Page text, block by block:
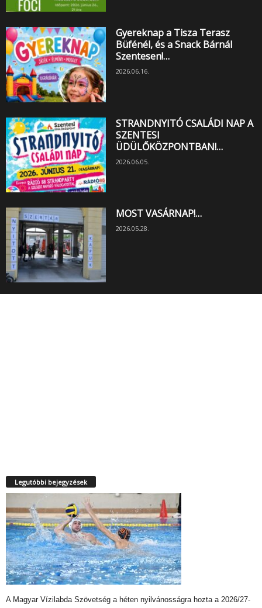
Gyereknap a Tisza Terasz
Büfénél, és a Snack Bárnál
Szentesen!…
2026.06.16.
STRANDNYITÓ CSALÁDI NAP A
SZENTESI
ÜDÜLŐKÖZPONTBAN!…
2026.06.05.
MOST VASÁRNAP!…
2026.05.28.
Legutóbbi bejegyzések
A Magyar Vízilabda Szövetség a héten nyilvánosságra hozta a 2026/27-